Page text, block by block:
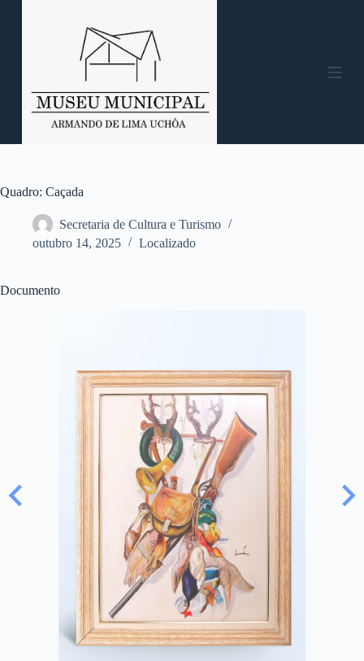
o
n
Quadro: Caçada
Secretaria de Cultura e Turismo
outubro 14, 2025
Localizado
Documento